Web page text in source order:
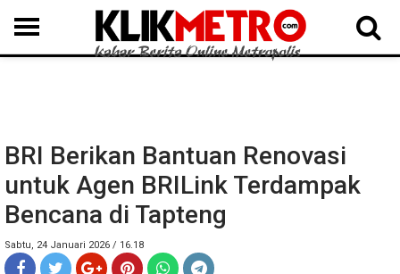
MEDAN LANGKAT DAIRI SAMOSIR TAPUT BATUBARA DELISERDANG
BRI Berikan Bantuan Renovasi
untuk Agen BRILink Terdampak
Bencana di Tapteng
Sabtu, 24 Januari 2026 / 16.18